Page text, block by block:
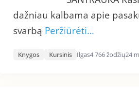
dažniau kalbama apie
svarbą Peržiūrėti…
Knygos Kursinis Ilgas4 766 žodžių24